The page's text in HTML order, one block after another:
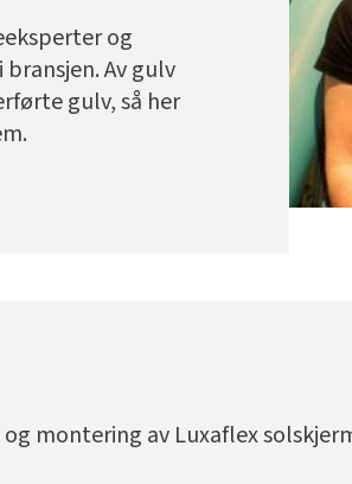
og
Av gulv
gulv, så her
montering av Luxaflex